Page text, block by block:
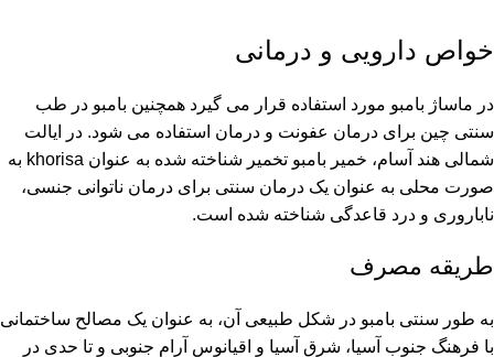
خواص دارویی و درمانی
در ماساژ بامبو مورد استفاده قرار می گیرد همچنین بامبو در طب
سنتی چین برای درمان عفونت و درمان استفاده می شود. در ایالت
شمالی هند آسام، خمیر بامبو تخمیر شناخته شده به عنوان khorisa به
صورت محلی به عنوان یک درمان سنتی برای درمان ناتوانی جنسی،
ناباروری و درد قاعدگی شناخته شده است.
طریقه مصرف
به طور سنتی بامبو در شکل طبیعی آن، به عنوان یک مصالح ساختمانی
با فرهنگ جنوب آسیا، شرق آسیا و اقیانوس آرام جنوبی و تا حدی در